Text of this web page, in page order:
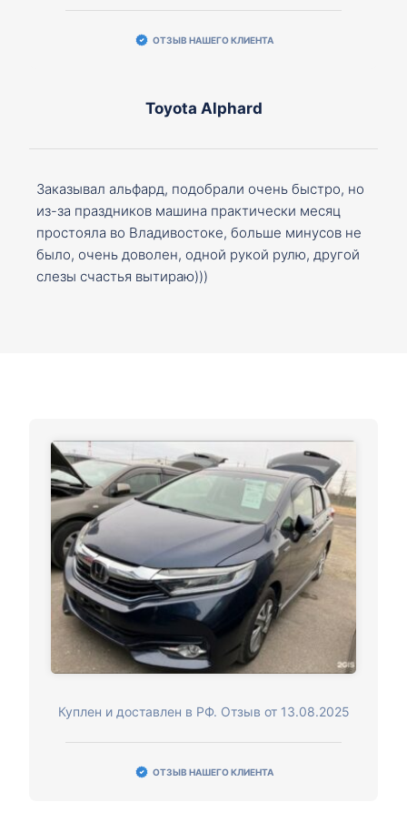
ОТЗЫВ НАШЕГО КЛИЕНТА
Toyota Alphard
Заказывал альфард, подобрали очень быстро, но
из-за праздников машина практически месяц
простояла во Владивостоке, больше минусов не
было, очень доволен, одной рукой рулю, другой
слезы счастья вытираю)))
Куплен и доставлен в РФ. Отзыв от 13.08.2025
ОТЗЫВ НАШЕГО КЛИЕНТА